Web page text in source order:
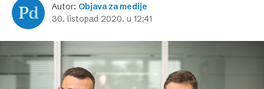
Autor: Objava za medije
30. listopad 2020. u 12:41